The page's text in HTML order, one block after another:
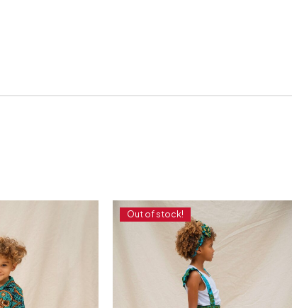
Out of stock!